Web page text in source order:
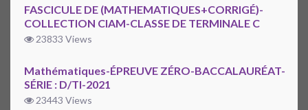
FASCICULE DE (MATHEMATIQUES+CORRIGÉ)-
COLLECTION CIAM-CLASSE DE TERMINALE C
23833 Views
Mathématiques-ÉPREUVE ZÉRO-BACCALAURÉAT-
SÉRIE : D/TI-2021
23443 Views